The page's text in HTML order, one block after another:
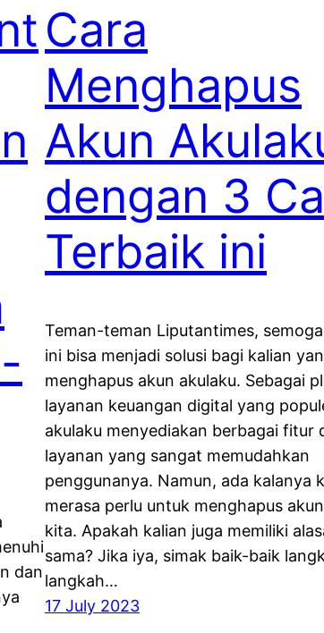
dan
Cara
Menghapus
Akun
dengan 3
Terbaik ini
Teman-teman Liputantimes,
ini bisa menjadi solusi bagi kalian
menghapus akun akulaku. Sebagai
layanan keuangan digital yang
akulaku menyediakan berbagai fitur
layanan yang sangat memudahkan
penggunanya. Namun, ada kalanya
merasa perlu untuk menghapus
kita. Apakah kalian juga memiliki
sama? Jika iya, simak baik-baik
langkah…
17 July 2023